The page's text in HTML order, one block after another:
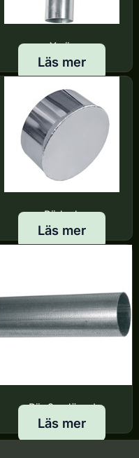
Y-rör
Läs mer
Rörlock
Läs mer
Rör 3 m längd
Läs mer